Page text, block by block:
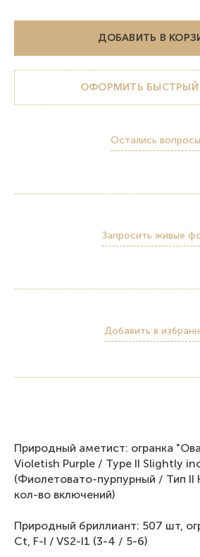
ДОБАВИТЬ В
ОФОРМИТЬ БЫСТРЫЙ
Остались
Запросить живые
Добавить в
Природный аметист: огранка
Violetish Purple / Type II Slightly
(Фиолетовато-пурпурный / Тип II
кол-во включений)
Природный бриллиант: 507 шт,
Ct, F-I / VS2-I1 (3-4 / 5-6)